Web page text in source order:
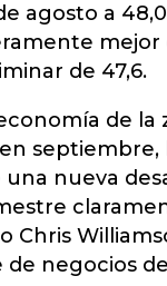
agosto a
mejor
de 47,6.
de la
septiembre,
una nueva
Chris
negocios